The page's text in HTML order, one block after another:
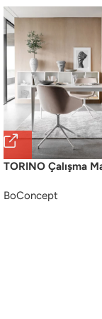
TORINO Çalışma
BoConcept